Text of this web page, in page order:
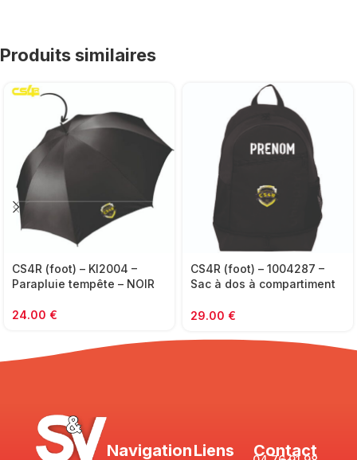
Produits similaires
CS4R (foot) – KI2004 –
Parapluie tempête – NOIR
24.00 €
CS4R (foot) – 1004287 –
Sac à dos à compartiment
29.00 €
NavigationLiens
Contact